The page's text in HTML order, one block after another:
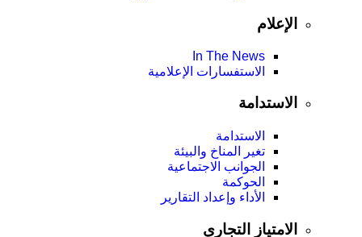
الإعلام
In The News
الاستفسارات الإعلامية
الاستدامة
الاستدامة
تغير المناخ والبيئة
الجوانب الاجتماعية
الحوكمة
الأداء وإعداد التقارير
الامتياز التجاري